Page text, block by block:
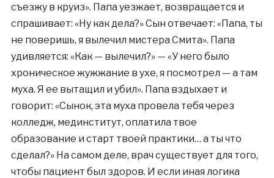
съезжу в круиз». Папа уезжает, возвращается и
спрашивает: «Ну как дела?» Сын отвечает: «Папа, ты
не поверишь, я вылечил мистера Смита». Папа
удивляется: «Как — вылечил?» — «У него было
хроническое жужжание в ухе, я посмотрел — а там
муха. Я ее вытащил и убил». Папа вздыхает и
говорит: «Сынок, эта муха провела тебя через
колледж, мединститут, оплатила твое
образование и старт твоей практики… а ты что
сделал?» На самом деле, врач существует для того,
чтобы пациент был здоров. И если иная логика